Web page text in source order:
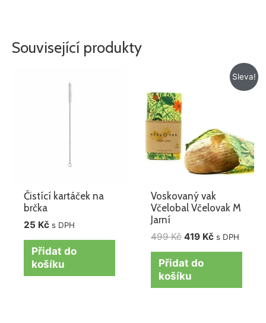
Související produkty
Čistící kartáček na
brčka
25 Kč s DPH
Přidat do
košíku
Sleva!
Voskovaný vak
Včelobal Včelovak M
Jarní
499Kč 419 Kč
Aktuální
cena
s DPH
Přidat do
košíku